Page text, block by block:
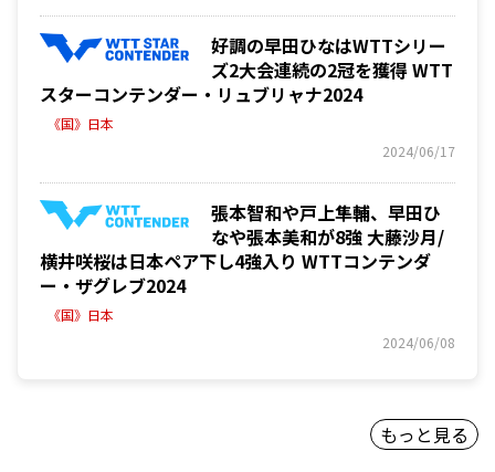
好調の早田ひなはWTTシリー
ズ2大会連続の2冠を獲得 WTT
スターコンテンダー・リュブリャナ2024
《国》日本
2024/06/17
張本智和や戸上隼輔、早田ひ
なや張本美和が8強 大藤沙月/
横井咲桜は日本ペア下し4強入り WTTコンテンダ
ー・ザグレブ2024
《国》日本
2024/06/08
もっと見る